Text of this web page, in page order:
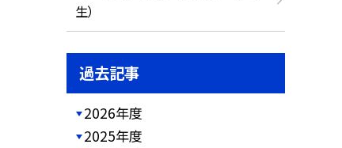
生）
過去記事
2026年度
2025年度